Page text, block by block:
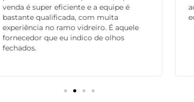
aos detalhes e boa infraestrutura de
equipes para nós é primordial.